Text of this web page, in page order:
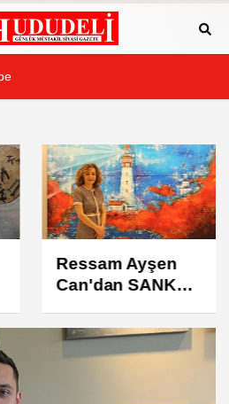
Ressam Ayşen
Can'dan SANKO
Galerisi’nde sergi